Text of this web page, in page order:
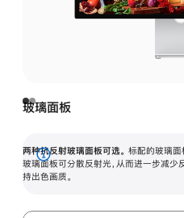
玻璃面板
两种抗反射玻璃面板可选。 标配的玻璃面
玻璃面板可分散反射光，从而进一步减少
持出色画质。
展
开